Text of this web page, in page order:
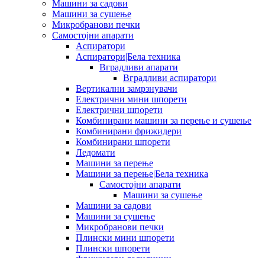
Машини за садови
Машини за сушење
Микробранови печки
Самостојни апарати
Аспиратори
Аспиратори|Бела техника
Вградливи апарати
Вградливи аспиратори
Вертикални замрзнувачи
Електрични мини шпорети
Електрични шпорети
Комбинирани машини за перење и сушење
Комбинирани фрижидери
Комбинирани шпорети
Ледомати
Машини за перење
Машини за перење|Бела техника
Самостојни апарати
Машини за сушење
Машини за садови
Машини за сушење
Микробранови печки
Плински мини шпорети
Плински шпорети